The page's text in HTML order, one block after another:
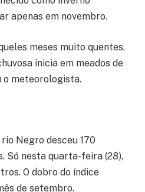
apenas em novembro.
meses muito quentes.
inicia em meados de
o meteorologista.
Negro desceu 170
Só nesta quarta-feira (28),
O dobro do índice
de setembro.